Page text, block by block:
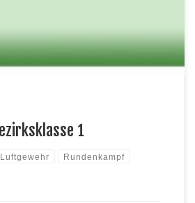
1
Luftgewehr Rundenkampf